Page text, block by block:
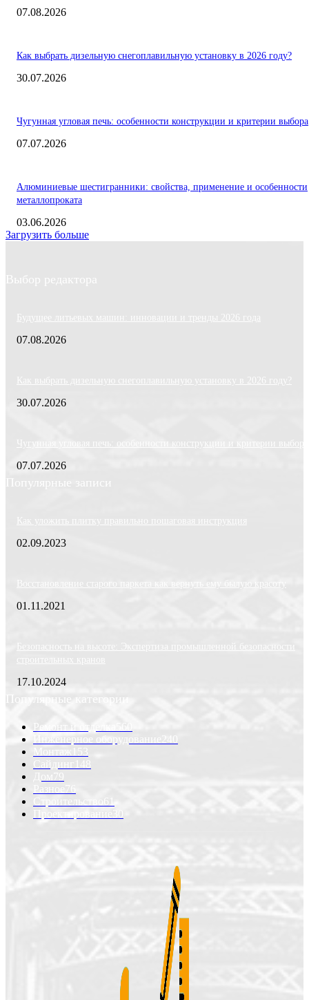
07.08.2026
Как выбрать дизельную снегоплавильную установку в 2026 году?
30.07.2026
Чугунная угловая печь: особенности конструкции и критерии выбора
07.07.2026
Алюминиевые шестигранники: свойства, применение и особенности
металлопроката
03.06.2026
Загрузить больше
Выбор редактора
Будущее литьевых машин: инновации и тренды 2026 года
07.08.2026
Как выбрать дизельную снегоплавильную установку в 2026 году?
30.07.2026
Чугунная угловая печь: особенности конструкции и критерии выбора
07.07.2026
Популярные записи
Как уложить плитку правильно пошаговая инструкция
02.09.2023
Восстановление старого паркета как вернуть ему былую красоту
01.11.2021
Безопасность на высоте: Экспертиза промышленной безопасности
строительных кранов
17.10.2024
Популярные категории
Ремонт и отделка
Инженерное оборудование
240
Монтаж
153
Сайдинг
148
Дом 79
Разное 76
Строительство
Проектирование